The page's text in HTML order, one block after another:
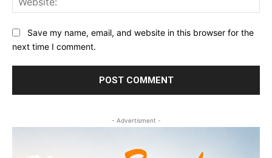
Save my name, email, and website in this browser for the
next time I comment.
- Advertisment -